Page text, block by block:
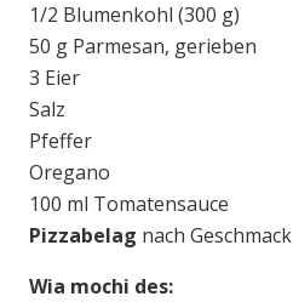
1/2 Blumenkohl (300 g)
50 g Parmesan, gerieben
3 Eier
Salz
Pfeffer
Oregano
100 ml Tomatensauce
Pizzabelag nach Geschmack
Wia mochi des: